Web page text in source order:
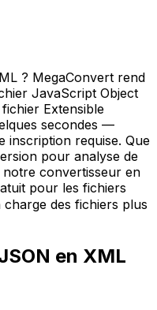
? MegaConvert rend
JavaScript Object
Extensible
secondes —
inscription requise. Que
pour analyse de
convertisseur en
pour les fichiers
des fichiers plus
en XML